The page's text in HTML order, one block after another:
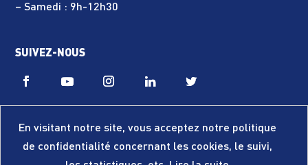
En visitant notre site, vous acceptez notre politique
de confidentialité concernant les cookies, le suivi,
– Samedi : 9h-12h30
SUIVEZ-NOUS